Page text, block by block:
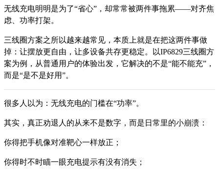
无线充电明明是为了“省心”，却常常被两件事拖累——对齐焦
虑、功率打架。
三线圈方案之所以越来越常见，本质上就是在把这两件事做
掉：让摆放更自由，让多设备共存更稳定。以IP6829三线圈方
案为例，从普通用户的体验出发，它解决的不是“能不能充”，
而是“是不是好用”。
很多人以为：无线充电的门槛在“功率”。
其实，真正劝退人的从来不是数字，而是日常里的小崩溃：
你得把手机像对准靶心一样放正；
你得时不时瞄一眼充电提示有没有消失；